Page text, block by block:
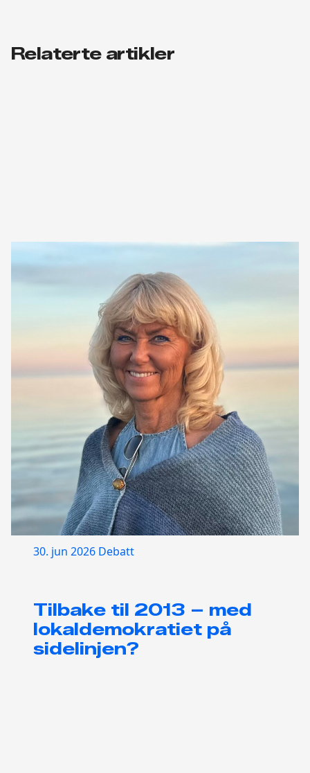
Relaterte artikler
30. jun 2026 Debatt
Tilbake til 2013 – med
lokaldemokratiet på
sidelinjen?